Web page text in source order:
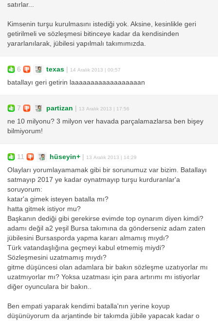
satırlar...
Kimsenin turşu kurulmasını istediği yok. Aksine, kesinlikle geri
getirilmeli ve sözleşmesi bitinceye kadar da kendisinden
yararlanılarak, jübilesi yapılmalı takımımızda.
6 texas | 14 Aralık 2013 | 00:57
batallayı geri getirin laaaaaaaaaaaaaaaaaan
7 partizan | 13 Aralık 2013 | 17:56
ne 10 milyonu? 3 milyon ver havada parçalamazlarsa ben bişey
bilmiyorum!
11 hüseyin+ | 13 Aralık 2013 | 14:29
Olayları yorumlayamamak gibi bir sorunumuz var bizim. Batallayı
satmayıp 2017 ye kadar oynatmayıp turşu kurduranlar'a
soruyorum:
katar'a gimek isteyen batalla mı?
hatta gitmek istiyor mu?
Başkanın dediği gibi gerekirse evimde top oynarım diyen kimdi?
adamı değil a2 yeşil Bursa takımına da gönderseniz adam zaten
jübilesini Bursasporda yapma kararı almamış mıydı?
Türk vatandaşlığına geçmeyi kabul etmemiş miydi?
Sözleşmesini uzatmamış mıydı?
gitme düşüncesi olan adamlara bir bakın sözleşme uzatıyorlar mı
uzatmıyorlar mı? Yoksa uzatması için para artırımı mı istiyorlar
diğer oyunculara bir bakın..
Ben empati yaparak kendimi batalla'nın yerine koyup
düşünüyorum da arjantinde bir takımda jübile yapacak kadar o